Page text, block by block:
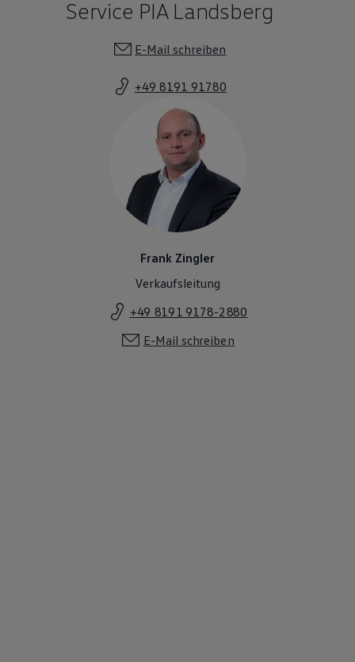
Service PIA Landsberg
E-Mail schreiben
+49 8191 91780
Frank Zingler
Verkaufsleitung
+49 8191 9178-2880
E-Mail schreiben